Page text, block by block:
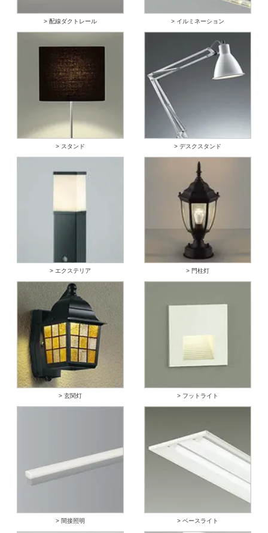
> 配線ダクトレール > イルミネーション
> スタンド > デスクスタンド
> エクステリア > 門柱灯
> 玄関灯 > フットライト
> 間接照明 > ベースライト